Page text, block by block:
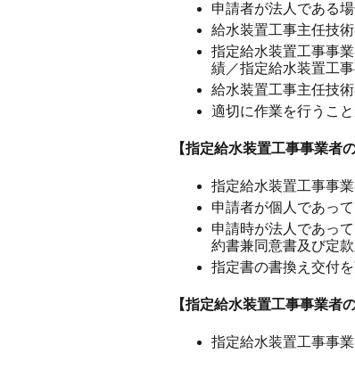
申請者が法人である
給水装置工事主任技
指定給水装置工事事
績／指定給水装置工
給水装置工事主任技
適切に作業を行うこ
【指定給水装置工事事業者
指定給水装置工事事
申請者が個人であっ
申請時が法人であっ
約書兼同意書及び定
指定書の書換え交付
【指定給水装置工事事業者
指定給水装置工事事